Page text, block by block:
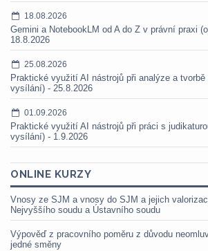
18.08.2026
Gemini a NotebookLM od A do Z v právní praxi
18.8.2026
25.08.2026
Praktické využití AI nástrojů při analýze a
vysílání) - 25.8.2026
01.09.2026
Praktické využití AI nástrojů při práci s
vysílání) - 1.9.2026
ONLINE KURZY
Vnosy ze SJM a vnosy do SJM a jejich
Nejvyššího soudu a Ústavního soudu
Výpověď z pracovního poměru z důvodu
jedné směny